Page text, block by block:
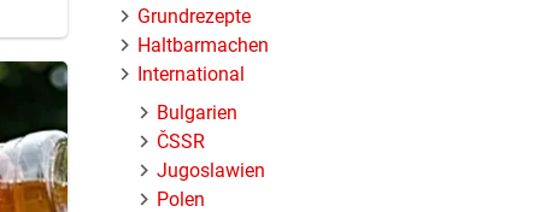
Grundrezepte
Haltbarmachen
International
Bulgarien
ČSSR
Jugoslawien
Polen